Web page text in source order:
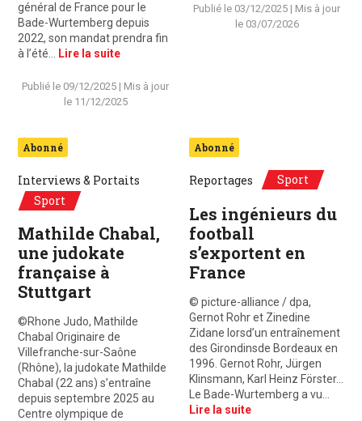
général de France pour le
Bade-Wurtemberg depuis
2022, son mandat prendra fin
à l’été…
Lire la suite
Publié le 09/12/2025 | Mis à jour
le 11/12/2025
Publié le 03/12/2025 | Mis à jour
le 03/07/2026
Abonné
Interviews & Portaits
Sport
Mathilde Chabal,
une judokate
française à
Stuttgart
©Rhone Judo, Mathilde
Chabal Originaire de
Villefranche-sur-Saône
(Rhône), la judokate Mathilde
Chabal (22 ans) s’entraîne
depuis septembre 2025 au
Centre olympique de
Abonné
Reportages Sport
Les ingénieurs du
football
s’exportent en
France
© picture-alliance / dpa,
Gernot Rohr et Zinedine
Zidane lorsd’un entraînement
des Girondinsde Bordeaux en
1996. Gernot Rohr, Jürgen
Klinsmann, Karl Heinz Förster…
Le Bade-Wurtemberg a vu…
Lire la suite